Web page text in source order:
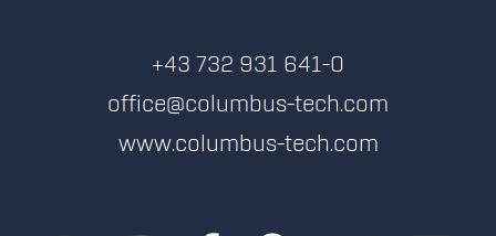
+43 732 931 641-0
office@columbus-tech.com
www.columbus-tech.com